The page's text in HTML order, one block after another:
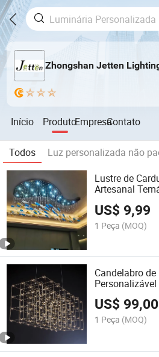
Zhongshan Jetten
Início ProdutoEmpresaContato
Todos Luz personalizada não
Lustre de
Artesanal
Salão de
de Frutos do
US$ 9,99
1 Peça (MOQ)
Candelabro
Personalizável
Estrelado
Iluminação de
Escala Não
US$ 99,00
1 Peça (MOQ)